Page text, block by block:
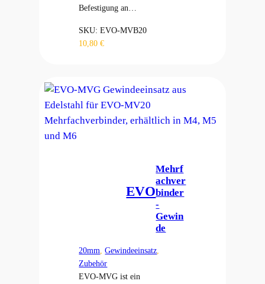
Befestigung an…
SKU: EVO-MVB20
10,80€
EVO
Mehrf
achver
binder
-
Gewin
de
20mm, Gewindeeinsatz
Zubehör
EVO-MVG ist ein